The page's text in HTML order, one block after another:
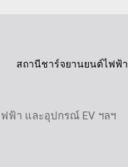
สถานีชาร์จยานยนต์ไฟฟ้า
ฟฟ้า และอุปกรณ์ EV ฯลฯ